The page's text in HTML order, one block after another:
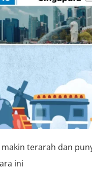
makin terarah dan
ini